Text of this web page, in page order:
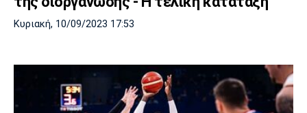
Κυριακή, 10/09/2023 17:53